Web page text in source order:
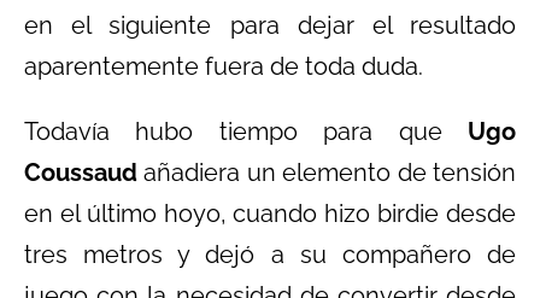
en el siguiente para dejar el resultado
aparentemente fuera de toda duda.
Todavía hubo tiempo para que Ugo
Coussaud añadiera un elemento de tensión
en el último hoyo, cuando hizo birdie desde
tres metros y dejó a su compañero de